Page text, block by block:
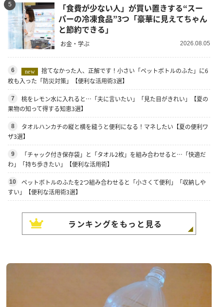
5
「食費が少ない人」が買い置きする“スー
パーの冷凍食品”3つ「豪華に見えてちゃん
と節約できる」
お金・学ぶ 2026.08.05
6 new
捨てなかった人、正解です！小さい「ペットボトルのふた」に6
枚も入った「防災対策」【便利な活用術3選】
7
桃をレモン水に入れると…「夫に言いたい」「見た目がきれい」【夏の
果物の知って得する知恵3選】
8
タオルハンカチの縦と横を縫うと便利になる！マネしたい【夏の便利ワ
ザ3選】
9
「チャック付き保存袋」と「タオル2枚」を組み合わせると…「快適だ
わ」「持ち歩きたい」【便利な活用術】
10
ペットボトルのふたを2つ組み合わせると「小さくて便利」「収納しや
すい」【便利な活用術3選】
ランキングをもっと見る